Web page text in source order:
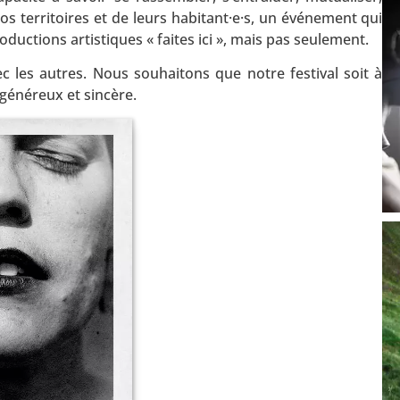
territoires et de leurs habitant·e·s, un événement qui
artistiques « faites ici », mais pas seulement.
les autres. Nous souhaitons que notre festival soit à
et sincère.